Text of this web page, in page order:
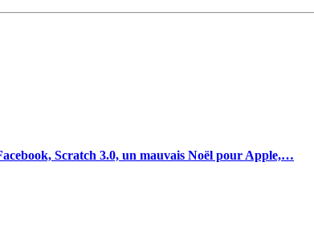
Scratch 3.0, un mauvais Noël pour Apple,…